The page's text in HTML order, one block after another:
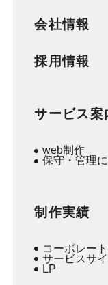
会社情報
採用情報
サービス案
web制作
保守・管理
制作実績
コーポレー
サービスサイ
LP